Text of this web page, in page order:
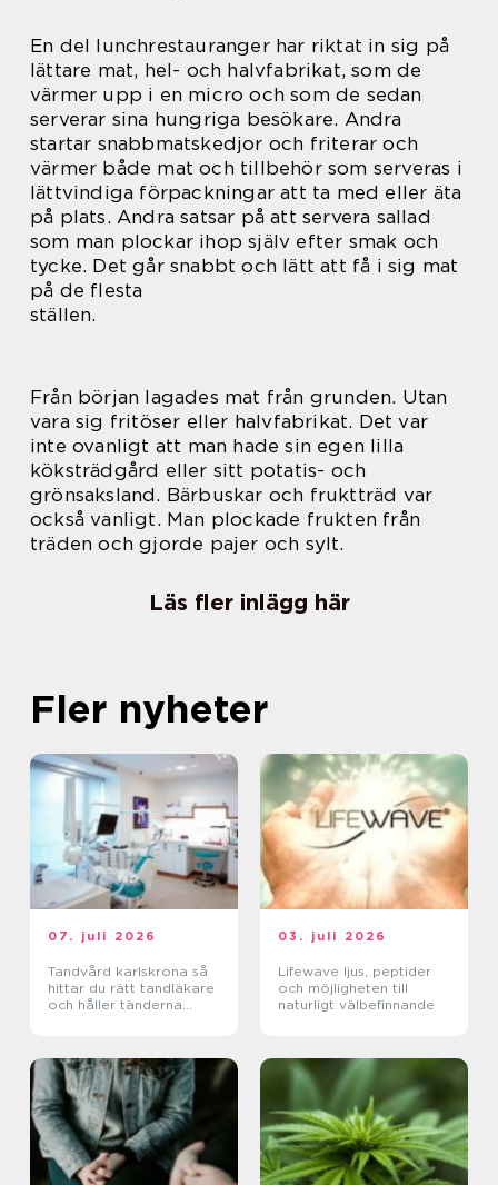
En del lunchrestauranger har riktat in sig på
lättare mat, hel- och halvfabrikat, som de
värmer upp i en micro och som de sedan
serverar sina hungriga besökare. Andra
startar snabbmatskedjor och friterar och
värmer både mat och tillbehör som serveras i
lättvindiga förpackningar att ta med eller äta
på plats. Andra satsar på att servera sallad
som man plockar ihop själv efter smak och
tycke. Det går snabbt och lätt att få i sig mat
på de flesta
ställen.
Från början lagades mat från grunden. Utan
vara sig fritöser eller halvfabrikat. Det var
inte ovanligt att man hade sin egen lilla
köksträdgård eller sitt potatis- och
grönsaksland. Bärbuskar och fruktträd var
också vanligt. Man plockade frukten från
träden och gjorde pajer och sylt.
Läs fler inlägg här
Fler nyheter
07. juli 2026
Tandvård karlskrona så
hittar du rätt tandläkare
och håller tänderna
03. juli 2026
Lifewave ljus, peptider
och möjligheten till
naturligt välbefinnande